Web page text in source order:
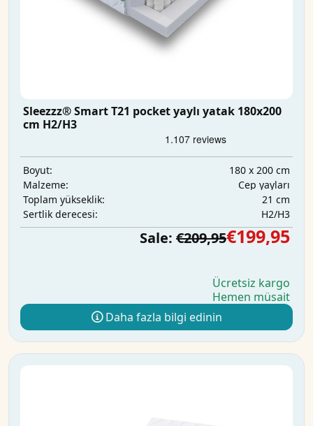
Sleezzz® Smart T21 pocket yaylı yatak 180x200
cm H2/H3
Boyut:
180 x 200 cm
Malzeme:
Cep yayları
Toplam yükseklik:
21 cm
Sertlik derecesi:
H2/H3
Sale: €209,95€199,95
Ücretsiz kargo
Hemen müsait
Daha fazla bilgi edinin